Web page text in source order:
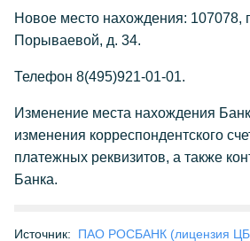
Новое место нахождения: 107078,
Порываевой, д. 34.
Телефон 8(495)921-01-01.
Изменение места нахождения
изменения корреспондентского
платежных реквизитов, а также
Банка.
Источник: ПАО РОСБАНК (лицензия